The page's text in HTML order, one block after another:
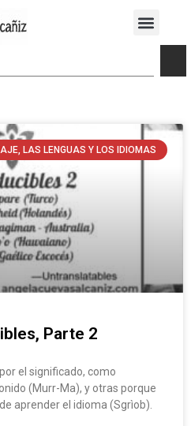
LAS LENGUAS Y LOS IDIOMAS
Parte 2
el significado, como
(Murr-Ma), y otras porque
aprender el idioma (Sgrìob).